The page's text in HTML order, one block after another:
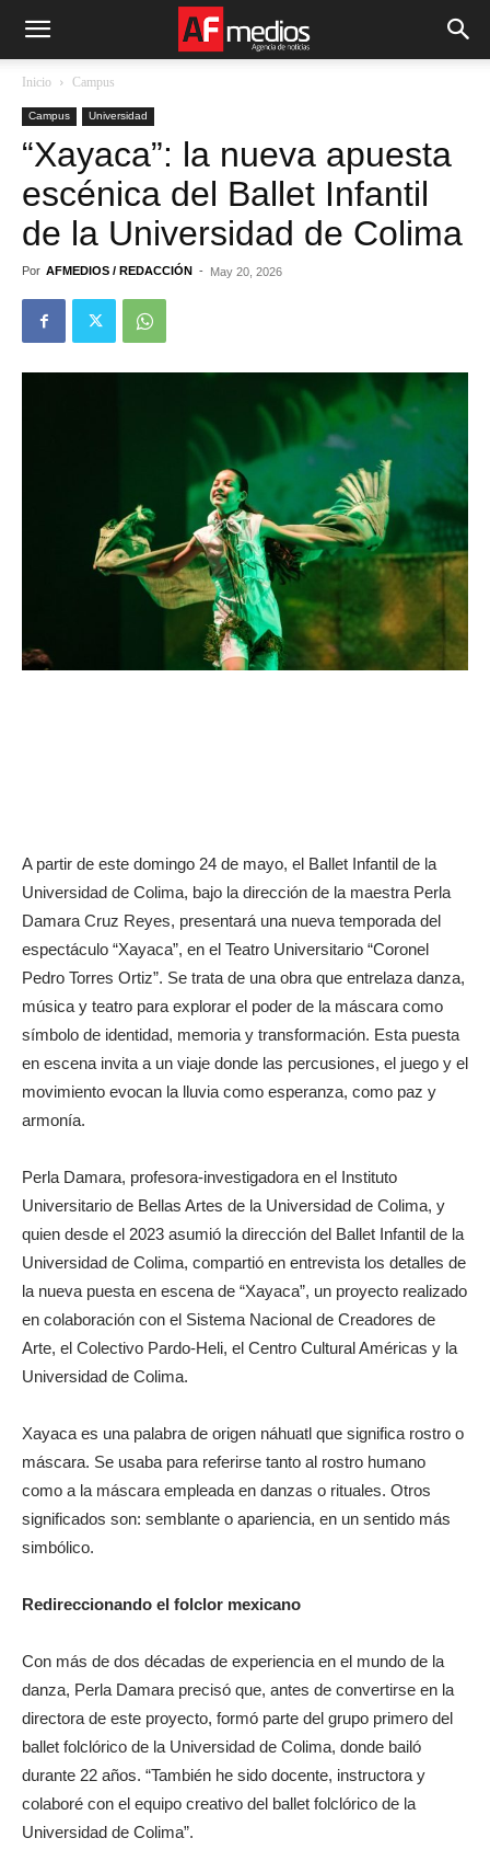
Inicio Campus
Campus Universidad
“Xayaca”: la nueva apuesta
escénica del Ballet Infantil
de la Universidad de Colima
Por AFMEDIOS / REDACCIÓN - May 20, 2026
A partir de este domingo 24 de mayo, el Ballet Infantil de la
Universidad de Colima, bajo la dirección de la maestra Perla
Damara Cruz Reyes, presentará una nueva temporada del
espectáculo “Xayaca”, en el Teatro Universitario “Coronel
Pedro Torres Ortiz”. Se trata de una obra que entrelaza danza,
música y teatro para explorar el poder de la máscara como
símbolo de identidad, memoria y transformación. Esta puesta
en escena invita a un viaje donde las percusiones, el juego y el
movimiento evocan la lluvia como esperanza, como paz y
armonía.
Perla Damara, profesora-investigadora en el Instituto
Universitario de Bellas Artes de la Universidad de Colima, y
quien desde el 2023 asumió la dirección del Ballet Infantil de la
Universidad de Colima, compartió en entrevista los detalles de
la nueva puesta en escena de “Xayaca”, un proyecto realizado
en colaboración con el Sistema Nacional de Creadores de
Arte, el Colectivo Pardo-Heli, el Centro Cultural Américas y la
Universidad de Colima.
Xayaca es una palabra de origen náhuatl que significa rostro o
máscara. Se usaba para referirse tanto al rostro humano
como a la máscara empleada en danzas o rituales. Otros
significados son: semblante o apariencia, en un sentido más
simbólico.
Redireccionando el folclor mexicano
Con más de dos décadas de experiencia en el mundo de la
danza, Perla Damara precisó que, antes de convertirse en la
directora de este proyecto, formó parte del grupo primero del
ballet folclórico de la Universidad de Colima, donde bailó
durante 22 años. “También he sido docente, instructora y
colaboré con el equipo creativo del ballet folclórico de la
Universidad de Colima”.